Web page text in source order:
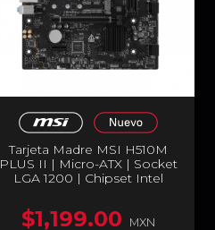
Tarjeta Madre MSI H510M
PLUS II | Micro-ATX | Socket
LGA 1200 | Chipset Intel
64GB) | 1 x HDMI / 1 x VGA |
Negro | H510M PLUS II
$1,199.00 MXN